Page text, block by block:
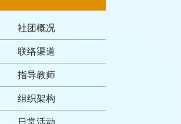
社团概况
联络渠道
指导教师
组织架构
日常活动